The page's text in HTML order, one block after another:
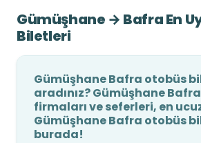
Gümüşhane → Bafra En
Biletleri
Gümüşhane Bafra otobüs
aradınız? Gümüşhane
firmaları ve seferleri, en
Gümüşhane Bafra otobüs
burada!